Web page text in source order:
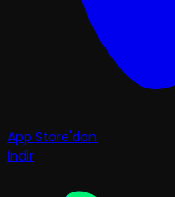
App Store'dan
İndir